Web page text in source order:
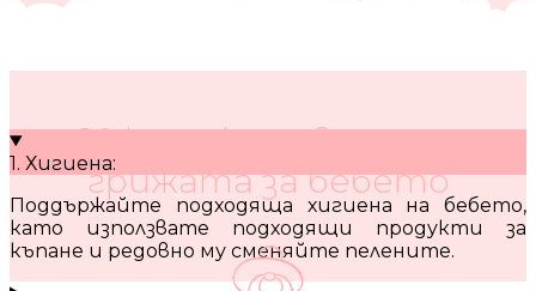
10 кратки съвета за
грижата за бебето
1. Хигиена:
Поддържайте подходяща хигиена на бебето,
като използвате подходящи продукти за
къпане и редовно му сменяйте пелените.